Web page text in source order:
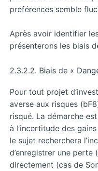
préférences semble
Après avoir identifier
présenterons les biais
2.3.2.2. Biais de «
Pour tout projet
averse aux risques
risqué. La démarche
à l’incertitude des
le sujet recherchera
d’enregistrer une perte
directement (cas de